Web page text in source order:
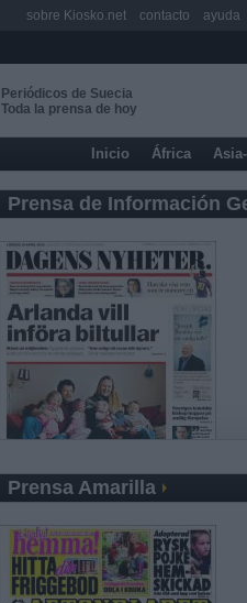
Periódicos de Suecia
Toda la prensa de hoy
Inicio África
Prensa de Información
Prensa Amarilla
sobre Kiosko.net contacto ayuda